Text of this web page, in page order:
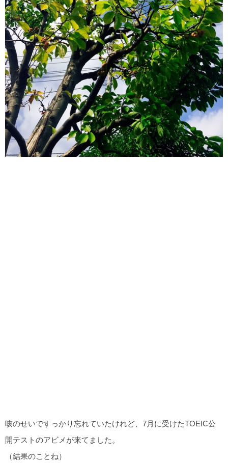
咳のせいですっかり忘れていたけれど、7月に受けたTOEIC公
開テストのアビメが来てました。
（結果のことね）